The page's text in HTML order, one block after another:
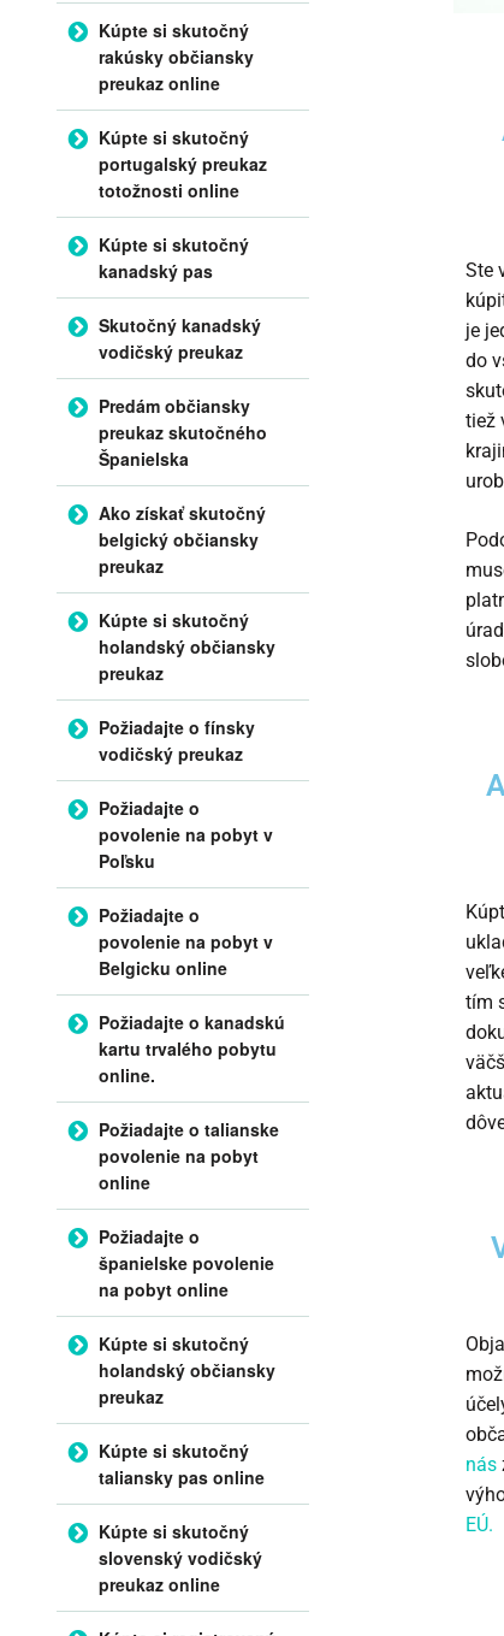
Ste
je
do
tiež
tím
nás
EÚ.
Kúpte si skutočný
rakúsky občiansky
preukaz online
Kúpte si skutočný
portugalský preukaz
totožnosti online
Kúpte si skutočný
kanadský pas
Skutočný kanadský
vodičský preukaz
Predám občiansky
preukaz skutočného
Španielska
Ako získať skutočný
belgický občiansky
preukaz
Kúpte si skutočný
holandský občiansky
preukaz
Požiadajte o fínsky
vodičský preukaz
Požiadajte o
povolenie na pobyt v
Poľsku
Požiadajte o
povolenie na pobyt v
Belgicku online
Požiadajte o kanadskú
kartu trvalého pobytu
online.
Požiadajte o talianske
povolenie na pobyt
online
Požiadajte o
španielske povolenie
na pobyt online
Kúpte si skutočný
holandský občiansky
preukaz
Kúpte si skutočný
taliansky pas online
Kúpte si skutočný
slovenský vodičský
preukaz online